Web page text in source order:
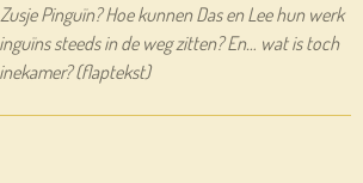
Pinguïn? Hoe kunnen Das en Lee hun werk
steeds in de weg zitten? En… wat is toch
(flaptekst)